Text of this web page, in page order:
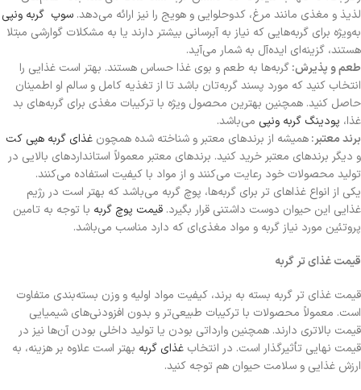
لذیذ و مغذی مانند مرغ، کدوحلوایی و هویج را نیز ارائه می‌دهد. سوپ گربه ونپی
به‌ویژه برای گربه‌هایی که نیاز به آبرسانی بیشتر دارند یا به مشکلات گوارشی مبتلا
هستند، گزینه‌ای ایده‌آل به شمار می‌آید.
طعم و پذیرش:گربه‌ها به طعم و بوی غذا حساس هستند. بهتر است غذایی را
انتخاب کنید که مورد پسند گربه‌تان باشد تا از تغذیه کامل و سالم او اطمینان
حاصل کنید. همچنین بهترین محصول ویژه با ترکیبات مغذی برای گربه‌های بد
غذا، پودینگ گربه ونپی می‌باشد.
برند معتبر:همیشه از برندهای معتبر و شناخته شده همچون غذای گربه هپی کت
و دیگر برندهای معتبر خرید کنید. برندهای معتبر معمولاً استانداردهای بالایی در
تولید محصولات خود رعایت می‌کنند و از مواد با کیفیت استفاده می‌کنند.
یکی از انواع غذاهای تر برای گربه‌ها، پوچ گربه می‌باشد که بهتر است در رژیم
غذایی این حیوان دوست داشتنی قرار بگیرد. قیمت پوچ گربه با توجه به تامین
پروتئین مورد نیاز گربه و مواد مغذی‌ای که دارد مناسب می‌باشد.
قیمت غذای تر گربه
قیمت غذای تر گربه بسته به برند، کیفیت مواد اولیه و وزن بسته‌بندی متفاوت
است. معمولاً محصولات با ترکیبات طبیعی‌تر و بدون افزودنی‌های شیمیایی
قیمت بالاتری دارند. همچنین وارداتی بودن یا تولید داخلی بودن آن‌ها نیز در
قیمت نهایی تأثیرگذار است. در انتخاب غذای گربه بهتر است علاوه بر هزینه، به
ارزش غذایی و سلامت حیوان هم توجه کنید.